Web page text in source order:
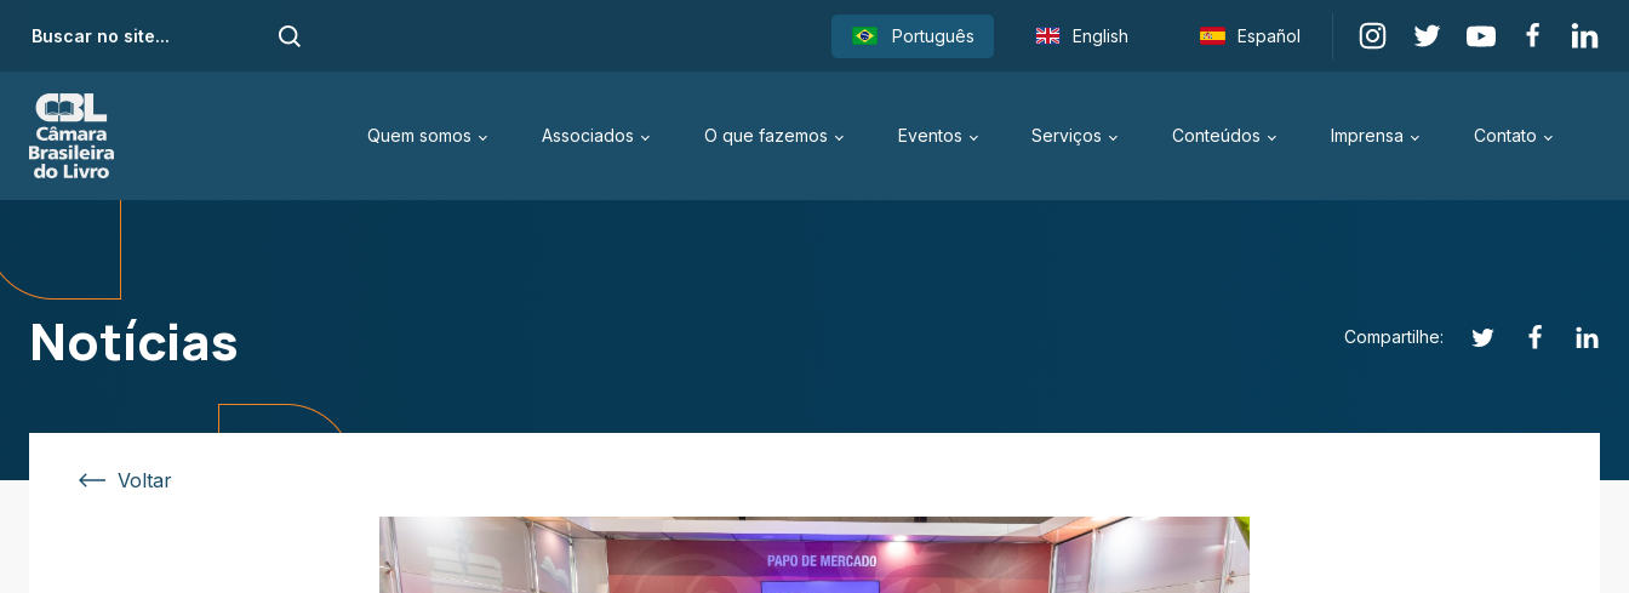
Português English Español
Quem somos Associados O que fazemos Eventos Serviços Conteúdos Imprensa Contato
Notícias Compartilhe:
Voltar